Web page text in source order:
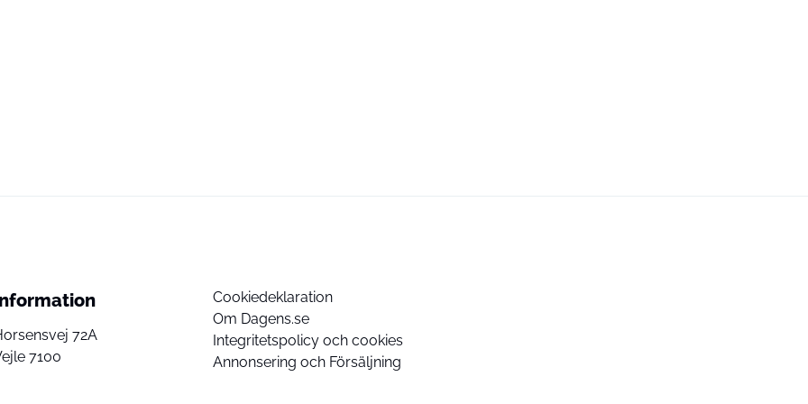
72A
7100
Cookiedeklaration
Om Dagens.se
Integritetspolicy och cookies
Annonsering och Försäljning